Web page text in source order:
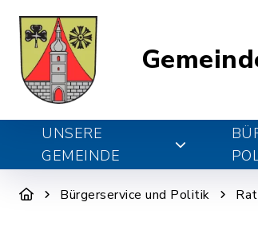
UNSERE
GEMEINDE
Bürgerservice und Politik